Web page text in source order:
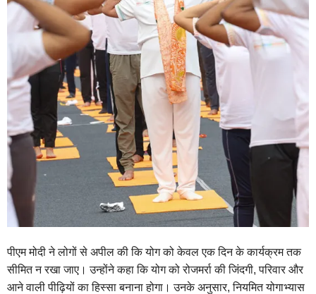
पीएम मोदी ने लोगों से अपील की कि योग को केवल एक दिन के कार्यक्रम तक
सीमित न रखा जाए। उन्होंने कहा कि योग को रोजमर्रा की जिंदगी, परिवार और
आने वाली पीढ़ियों का हिस्सा बनाना होगा। उनके अनुसार, नियमित योगाभ्यास